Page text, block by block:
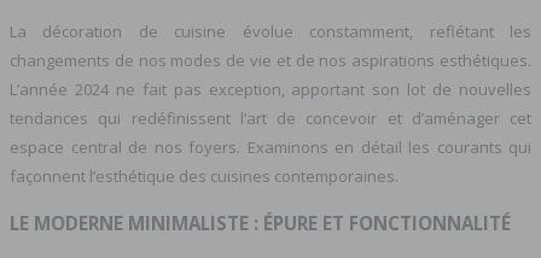
La décoration de cuisine évolue constamment, reflétant les
changements de nos modes de vie et de nos aspirations esthétiques.
L’année 2024 ne fait pas exception, apportant son lot de nouvelles
tendances qui redéfinissent l’art de concevoir et d’aménager cet
espace central de nos foyers. Examinons en détail les courants qui
façonnent l’esthétique des cuisines contemporaines.
LE MODERNE MINIMALISTE : ÉPURE ET FONCTIONNALITÉ